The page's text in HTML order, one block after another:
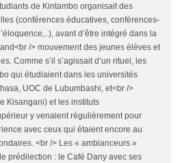
de Kintambo organisait des
(conférences éducatives, conférences-
avant d’être intégré dans la
/> mouvement des jeunes élèves et
Comme s’il s’agissait d’un rituel, les
qui étudiaient dans les universités
UOC de Lubumbashi, et<br />
Kisangani) et les instituts
y venaient régulièrement pour
avec ceux qui étaient encore au
<br /> Les « ambianceurs »
prédilection : le Café Dany avec ses